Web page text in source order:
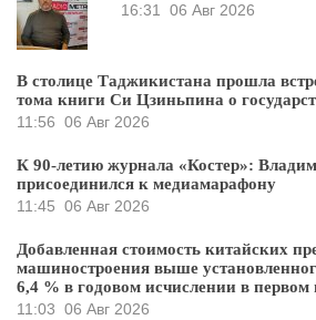
16:31
06 Авг 2026
В столице Таджикистана прошла
тома книги Си Цзиньпина о
11:56 06 Авг 2026
К 90-летию журнала «Костер»:
присоединился к медиамарафону
11:45 06 Авг 2026
Добавленная стоимость китайских
машиностроения выше
6,4 % в годовом исчислении в первом
11:03 06 Авг 2026